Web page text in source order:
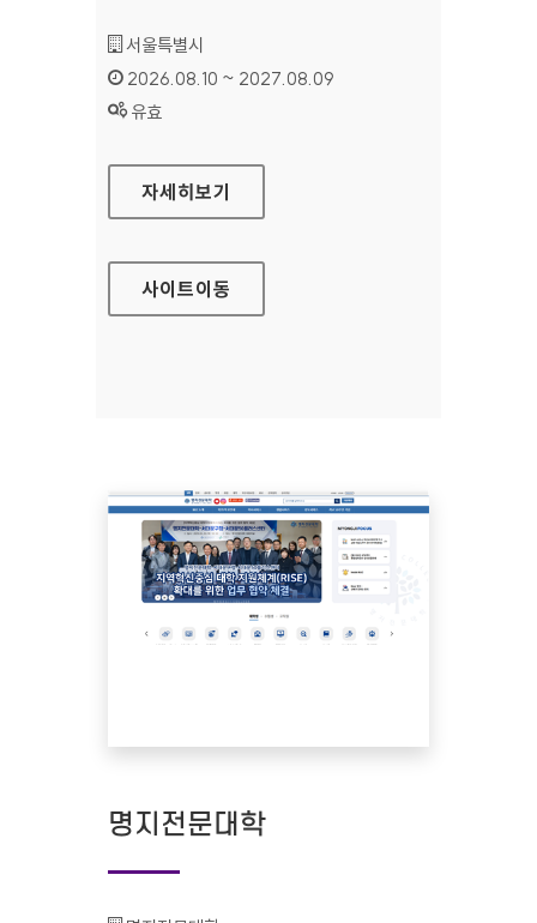
기관명 :
서울특별시
인증기간 :
2026.08.10 ~ 2027.08.09
상태 :
유효
서울특별시 주차정보안내시스템
자세히보기
사이트이동
명지전문대학